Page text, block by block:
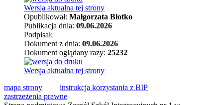
Wersja aktualna tej strony
Opublikował: Małgorzata Błotko
Publikacja dnia: 09.06.2026
Podpisał:
Dokument z dnia: 09.06.2026
Dokument oglądany razy: 25232
Wersja aktualna tej strony
mapa strony | instrukcja korzystania z BIP
zastrzeżenia prawne